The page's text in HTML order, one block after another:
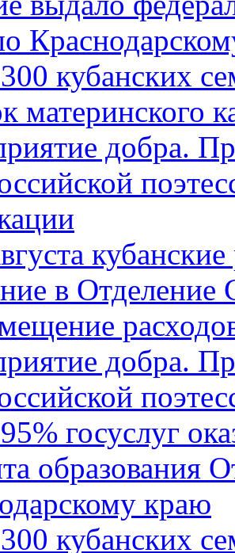
кубанских
материнского
добра.
в
добра.
госуслуг
образования
краю
кубанских